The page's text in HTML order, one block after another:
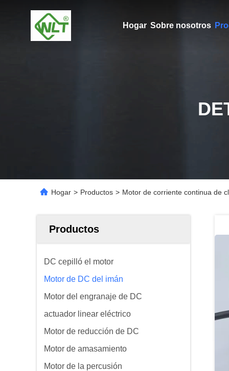
Hogar Sobre nosotros
Hogar > Productos > Motor de corriente continua de
Productos
DC cepilló el motor
Motor de DC del imán
Motor del engranaje de DC
actuador linear eléctrico
Motor de reducción de DC
Motor de amasamiento
Motor de la percusión